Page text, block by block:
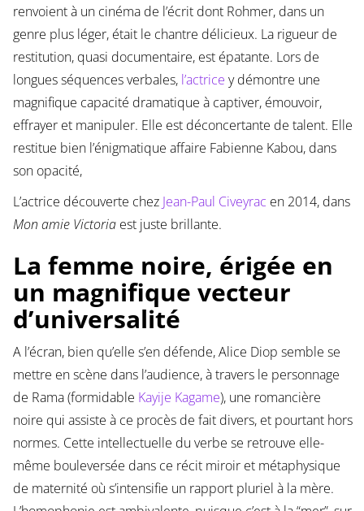
renvoient à un cinéma de l’écrit dont Rohmer, dans un
genre plus léger, était le chantre délicieux. La rigueur de
restitution, quasi documentaire, est épatante. Lors de
longues séquences verbales, l’actrice y démontre une
magnifique capacité dramatique à captiver, émouvoir,
effrayer et manipuler. Elle est déconcertante de talent. Elle
restitue bien l’énigmatique affaire Fabienne Kabou, dans
son opacité,
L’actrice découverte chez Jean-Paul Civeyrac en 2014, dans
Mon amie Victoriaest juste brillante.
La femme noire, érigée en
un magnifique vecteur
d’universalité
A l’écran, bien qu’elle s’en défende, Alice Diop semble se
mettre en scène dans l’audience, à travers le personnage
de Rama (formidable Kayije Kagame), une romancière
noire qui assiste à ce procès de fait divers, et pourtant hors
normes. Cette intellectuelle du verbe se retrouve elle-
même bouleversée dans ce récit miroir et métaphysique
de maternité où s’intensifie un rapport pluriel à la mère.